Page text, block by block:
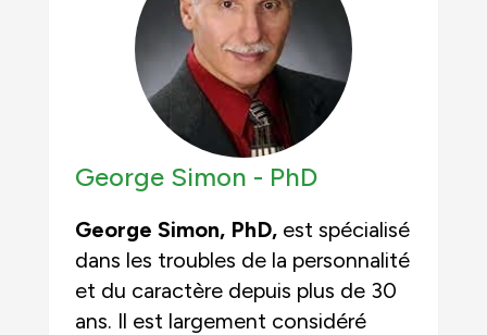
George Simon - PhD
George Simon, PhD, est spécialisé
dans les troubles de la personnalité
et du caractère depuis plus de 30
ans. Il est largement considéré